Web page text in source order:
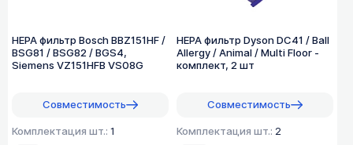
HEPA фильтр Bosch BBZ151HF /
BSG81 / BSG82 / BGS4,
Siemens VZ151HFB VS08G
Совместимость
Комплектация шт.: 1
HEPA фильтр Dyson DC41 / Ball
Allergy / Animal / Multi Floor -
комплект, 2 шт
Совместимость
Комплектация шт.: 2